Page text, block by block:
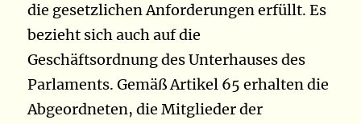
die gesetzlichen Anforderungen erfüllt. Es
bezieht sich auch auf die
Geschäftsordnung des Unterhauses des
Parlaments. Gemäß Artikel 65 erhalten die
Abgeordneten, die Mitglieder der